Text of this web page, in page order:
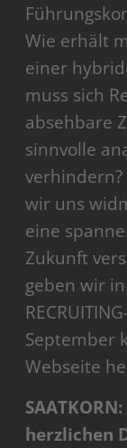
Wie erhält
einer
muss sich
absehbare
sinnvolle
verhindern?
wir uns
eine
Zukunft
geben wir
September
Webseite
herzlichen